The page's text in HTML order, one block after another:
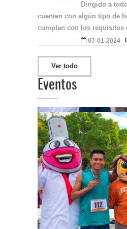
Dirigido a
cuenten con algún tipo de
cumplan con los requisitos
07-01-2024
Ver todo
Eventos